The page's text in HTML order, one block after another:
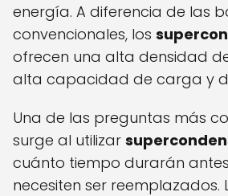
energía. A diferencia de las
convencionales, los
ofrecen una alta densidad
alta capacidad de carga y
Una de las preguntas más
surge al utilizar
cuánto tiempo durarán
necesiten ser reemplazados.